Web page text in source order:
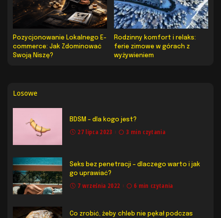
Pozycjonowanie Lokalnego E-
commerce: Jak Zdominować
Swoją Niszę?
Rodzinny komfort i relaks:
ferie zimowe w górach z
wyżywieniem
Losowe
BDSM – dla kogo jest?
27 lipca 2023 3 min czytania
Seks bez penetracji – dlaczego warto i jak
go uprawiać?
7 września 2022 6 min czytania
Co zrobić, żeby chleb nie pękał podczas